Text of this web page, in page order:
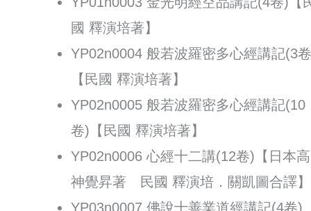
國 釋演培著】
YP02n0004 般若波羅密多心經講記(3
【民國 釋演培著】
YP02n0005 般若波羅密多心經講記(10
卷)【民國 釋演培著】
YP02n0006 心經十二講(12卷)【日本高
神覺昇著 民國 釋演培．關凱圖合譯】
YP03n0007 佛說十善業道經講記(4卷)